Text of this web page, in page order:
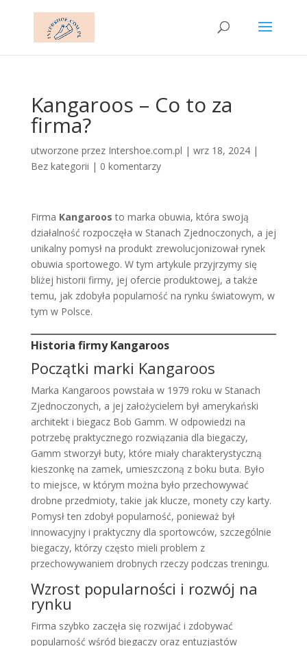
Kangaroos – Co to za
firma?
utworzone przez Intershoe.com.pl | wrz 18, 2024|
Bez kategorii | 0 komentarzy
Firma Kangaroos to marka obuwia, która swoją
działalność rozpoczęła w Stanach Zjednoczonych, a jej
unikalny pomysł na produkt zrewolucjonizował rynek
obuwia sportowego. W tym artykule przyjrzymy się
bliżej historii firmy, jej ofercie produktowej, a także
temu, jak zdobyła popularność na rynku światowym, w
tym w Polsce.
Historia firmy Kangaroos
Początki marki Kangaroos
Marka Kangaroos powstała w 1979 roku w Stanach
Zjednoczonych, a jej założycielem był amerykański
architekt i biegacz Bob Gamm. W odpowiedzi na
potrzebę praktycznego rozwiązania dla biegaczy,
Gamm stworzył buty, które miały charakterystyczną
kieszonkę na zamek, umieszczoną z boku buta. Było
to miejsce, w którym można było przechowywać
drobne przedmioty, takie jak klucze, monety czy karty.
Pomysł ten zdobył popularność, ponieważ był
innowacyjny i praktyczny dla sportowców, szczególnie
biegaczy, którzy często mieli problem z
przechowywaniem drobnych rzeczy podczas treningu.
Wzrost popularności i rozwój na
rynku
Firma szybko zaczęła się rozwijać i zdobywać
popularność wśród biegaczy oraz entuzjastów